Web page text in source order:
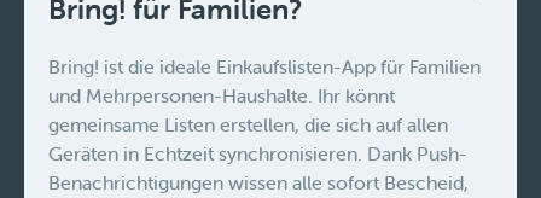
Bring! für Familien?
Bring! ist die ideale Einkaufslisten-App für Familien
und Mehrpersonen-Haushalte. Ihr könnt
gemeinsame Listen erstellen, die sich auf allen
Geräten in Echtzeit synchronisieren. Dank Push-
Benachrichtigungen wissen alle sofort Bescheid,